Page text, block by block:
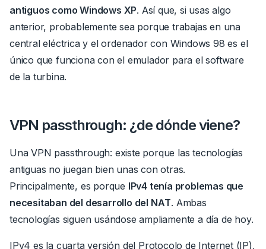
antiguos como Windows XP. Así que, si usas algo
anterior, probablemente sea porque trabajas en una
central eléctricay el ordenador con Windows 98 es el
único que funciona con el emulador para el software
de la turbina.
VPN passthrough: ¿de dónde viene?
Una VPN passthrough: existe porque las tecnologías
antiguas no juegan bien unas con otras.
Principalmente, es porque IPv4 tenía problemas que
necesitaban del desarrollo del NAT. Ambas
tecnologías siguen usándose ampliamente a día de hoy.
IPv4 es la cuarta versión del Protocolo de Internet (IP),